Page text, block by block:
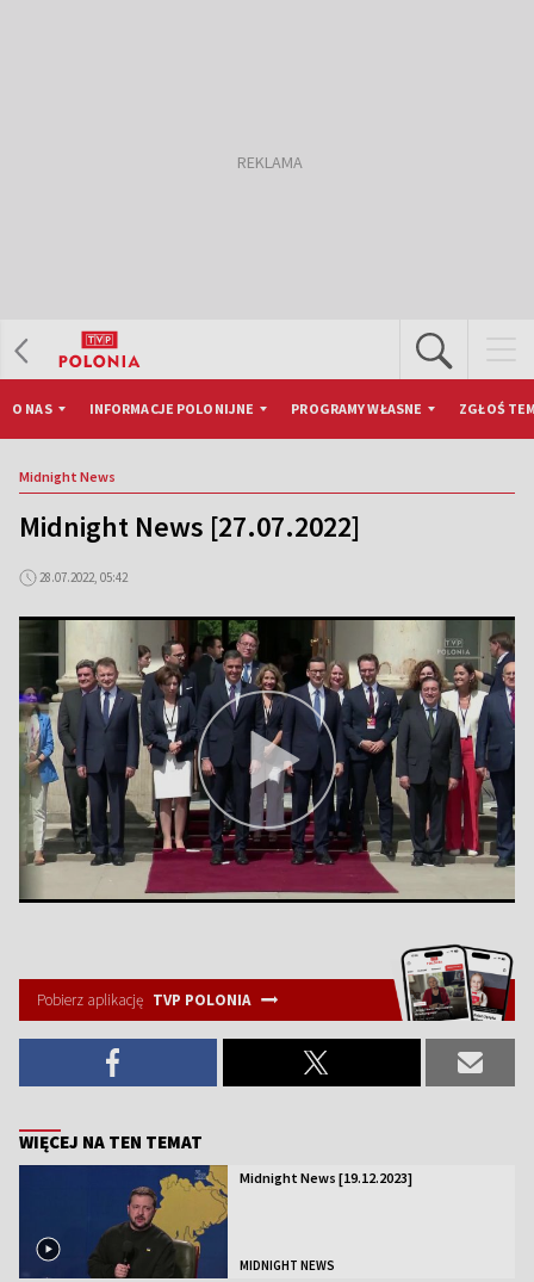
O NAS INFORMACJE POLONIJNE PROGRAMY WŁASNE ZGŁOŚ
Midnight News
Midnight News [27.07.2022]
28.07.2022, 05:42
Pobierz aplikację TVP POLONIA
WIĘCEJ NA TEN TEMAT
Midnight News [19.12.2023]
MIDNIGHT NEWS